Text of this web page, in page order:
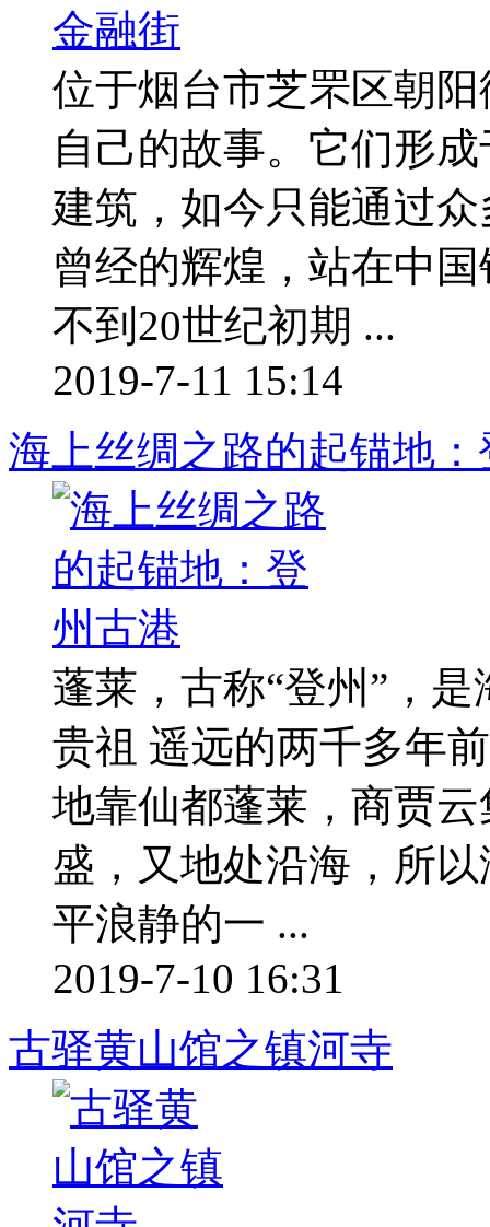
位于烟台市芝罘区朝
自己的故事。它们形
建筑，如今只能通过
曾经的辉煌，站在中
不到20世纪初期 ...
2019-7-11 15:14
海上丝绸之路的起锚地
蓬莱，古称“登州”，
贵祖 遥远的两千多年
地靠仙都蓬莱，商贾
盛，又地处沿海，所
平浪静的一 ...
2019-7-10 16:31
古驿黄山馆之镇河寺